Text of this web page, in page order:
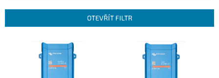
í
OTEVŘÍT FILTR